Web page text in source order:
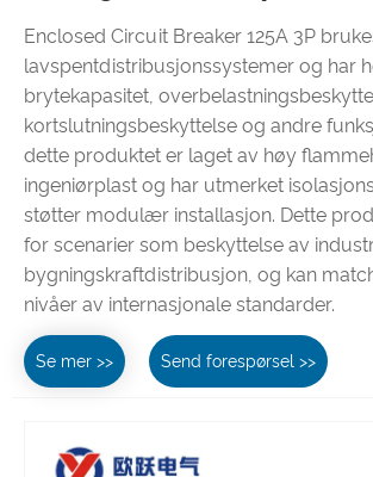
Enclosed Circuit Breaker 125A 3P
lavspentdistribusjonssystemer og har
brytekapasitet,
kortslutningsbeskyttelse og andre
dette produktet er laget av høy
ingeniørplast og har utmerket
støtter modulær installasjon. Dette
for scenarier som beskyttelse av
bygningskraftdistribusjon, og kan
nivåer av internasjonale standarder.
Se mer >> Send forespørsel >>